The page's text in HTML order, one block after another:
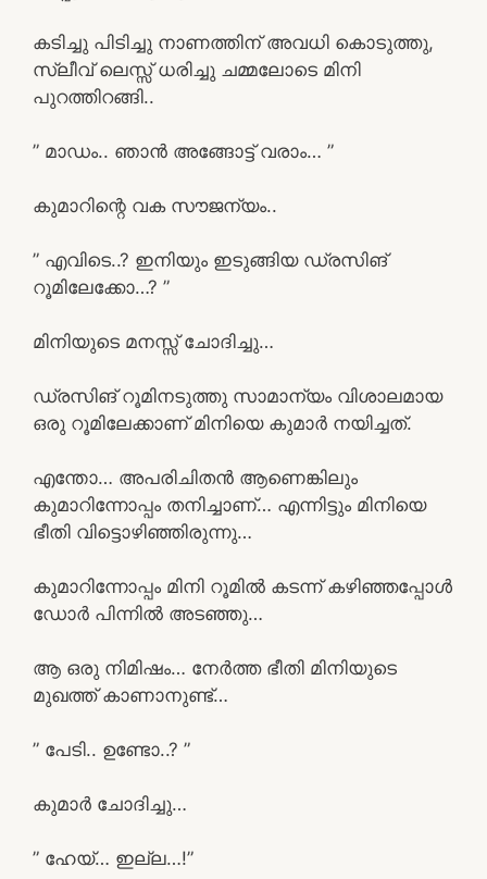
കടിച്ചു പിടിച്ചു നാണത്തിന് അവധി കൊടുത്തു,
സ്ലീവ് ലെസ്സ് ധരിച്ചു ചമ്മലോടെ മിനി
പുറത്തിറങ്ങി..
” മാഡം.. ഞാൻ അങ്ങോട്ട്‌ വരാം… ”
കുമാറിന്റെ വക സൗജന്യം..
” എവിടെ..? ഇനിയും ഇടുങ്ങിയ ഡ്രസിങ്
റൂമിലേക്കോ…? ”
മിനിയുടെ മനസ്സ് ചോദിച്ചു…
ഡ്രസിങ് റൂമിനടുത്തു സാമാന്യം വിശാലമായ
ഒരു റൂമിലേക്കാണ് മിനിയെ കുമാർ നയിച്ചത്.
എന്തോ… അപരിചിതൻ ആണെങ്കിലും
കുമാറിന്നോപ്പം തനിച്ചാണ്… എന്നിട്ടും മിനിയെ
ഭീതി വിട്ടൊഴിഞ്ഞിരുന്നു…
കുമാറിന്നോപ്പം മിനി റൂമിൽ കടന്ന് കഴിഞ്ഞപ്പോൾ
ഡോർ പിന്നിൽ അടഞ്ഞു…
ആ ഒരു നിമിഷം… നേർത്ത ഭീതി മിനിയുടെ
മുഖത്ത് കാണാനുണ്ട്…
” പേടി.. ഉണ്ടോ..? ”
കുമാർ ചോദിച്ചു…
” ഹേയ്… ഇല്ല…!”